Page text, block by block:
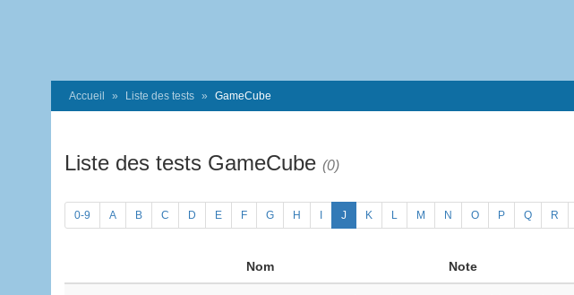
Accueil Liste des tests GameCube
Liste des tests GameCube (0)
0-9 A B C D E F G H J K L M N O P Q R
Nom Note